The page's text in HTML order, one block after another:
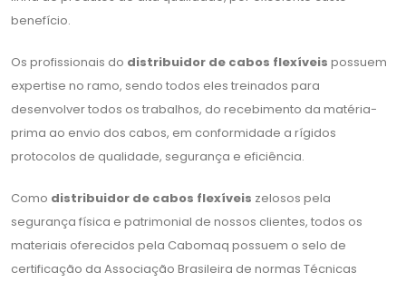
benefício.
Os profissionais do distribuidor de cabos flexíveis possuem
expertise no ramo, sendo todos eles treinados para
desenvolver todos os trabalhos, do recebimento da matéria-
prima ao envio dos cabos, em conformidade a rígidos
protocolos de qualidade, segurança e eficiência.
Como distribuidor de cabos flexíveis zelosos pela
segurança física e patrimonial de nossos clientes, todos os
materiais oferecidos pela Cabomaq possuem o selo de
certificação da Associação Brasileira de normas Técnicas